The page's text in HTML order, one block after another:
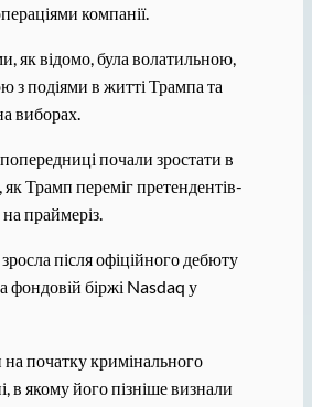
компанії.
як відомо, була волатильною,
з подіями в житті Трампа та
виборах.
почали зростати в
як Трамп переміг претендентів-
праймеріз.
після офіційного дебюту
біржі Nasdaq у
на початку кримінального
в якому його пізніше визнали